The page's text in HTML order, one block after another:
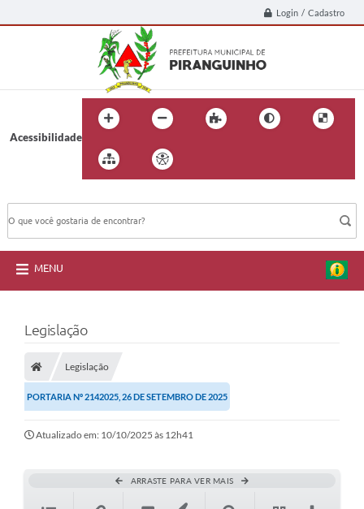
Login / Cadastro
Acessibilidade
MENU
Legislação
Legislação
PORTARIA Nº 2142025, 26 DE SETEMBRO DE 2025
Atualizado em: 10/10/2025 às 12h41
ARRASTE PARA VER MAIS